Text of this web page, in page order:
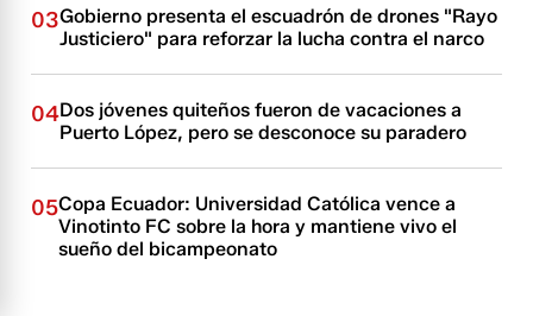
03Gobierno presenta el escuadrón de drones "Rayo
Justiciero" para reforzar la lucha contra el narco
04Dos jóvenes quiteños fueron de vacaciones a
Puerto López, pero se desconoce su paradero
05Copa Ecuador: Universidad Católica vence a
Vinotinto FC sobre la hora y mantiene vivo el
sueño del bicampeonato